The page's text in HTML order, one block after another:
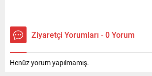
Ziyaretçi Yorumları - 0 Yorum
Henüz yorum yapılmamış.